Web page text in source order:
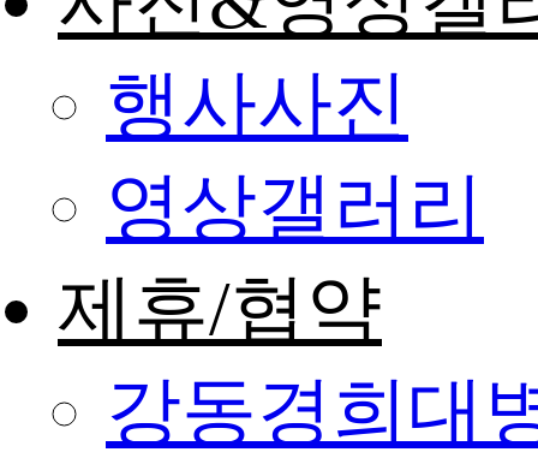
행사사진
영상갤러리
제휴/협약
강동경희대